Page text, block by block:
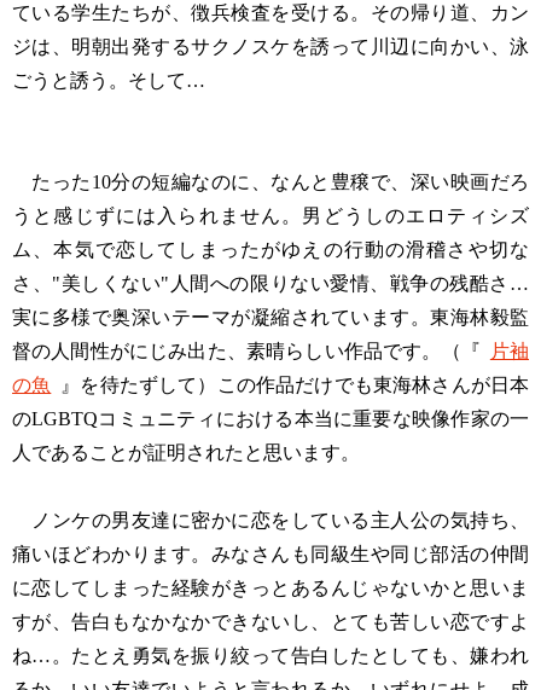
ている学生たちが、徴兵検査を受ける。その帰り道、カン
ジは、明朝出発するサクノスケを誘って川辺に向かい、泳
ごうと誘う。そして…
たった10分の短編なのに、なんと豊穣で、深い映画だろ
うと感じずには入られません。男どうしのエロティシズ
ム、本気で恋してしまったがゆえの行動の滑稽さや切な
さ、"美しくない"人間への限りない愛情、戦争の残酷さ…
実に多様で奥深いテーマが凝縮されています。東海林毅監
督の人間性がにじみ出た、素晴らしい作品です。（『
片袖
の魚
』を待たずして）この作品だけでも東海林さんが日本
のLGBTQコミュニティにおける本当に重要な映像作家の一
人であることが証明されたと思います。
ノンケの男友達に密かに恋をしている主人公の気持ち、
痛いほどわかります。みなさんも同級生や同じ部活の仲間
に恋してしまった経験がきっとあるんじゃないかと思いま
すが、告白もなかなかできないし、とても苦しい恋ですよ
ね…。たとえ勇気を振り絞って告白したとしても、嫌われ